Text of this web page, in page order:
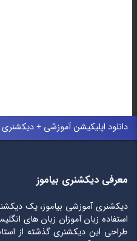
دانلود اپلیکیشن آموزشی + دیکشنری
معرفی دیکشنری بیاموز
دیکشنری آموزشی بیاموز، یک
استفاده زبان آموزان زبان های
طراحی این دیکشنری گذشته از